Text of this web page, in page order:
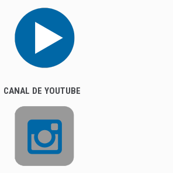
CANAL DE YOUTUBE